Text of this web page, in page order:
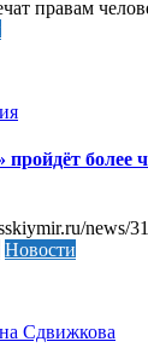
правам
более
news/
Новости
Сдвижкова